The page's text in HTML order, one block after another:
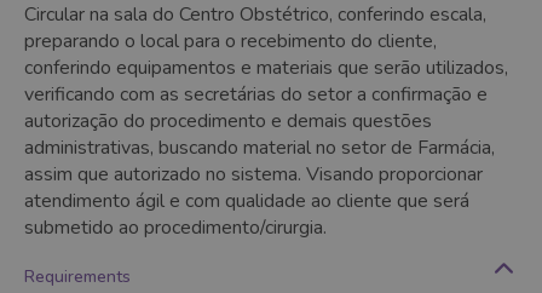
Circular na sala do Centro Obstétrico, conferindo escala,
preparando o local para o recebimento do cliente,
conferindo equipamentos e materiais que serão utilizados,
verificando com as secretárias do setor a confirmação e
autorização do procedimento e demais questões
administrativas, buscando material no setor de Farmácia,
assim que autorizado no sistema. Visando proporcionar
atendimento ágil e com qualidade ao cliente que será
submetido ao procedimento/cirurgia.
Requirements